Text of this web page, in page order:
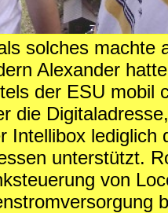
solches machte
Alexander
der ESU mobil
die
Intellibox lediglich
unterstützt.
von